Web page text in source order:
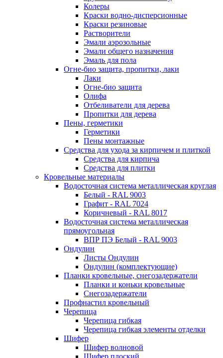
Колеры
Краски водно-дисперсионные
Краски резиновые
Растворители
Эмали аэрозольные
Эмали общего назначения
Эмаль для пола
Огне-био защита, пропитки, лаки
Лаки
Огне-био защита
Олифа
Отбеливатели для дерева
Пропитки для дерева
Пены, герметики
Герметики
Пены монтажные
Средства для ухода за кирпичем и плиткой
Средства для кирпича
Средства для плитки
Кровельные материалы
Водосточная система металлическая круглая
Белый - RAL 9003
Графит - RAL 7024
Коричневый - RAL 8017
Водосточная система металлическая
прямоугольная
ВПР ПЭ Белый - RAL 9003
Ондулин
Листы Ондулин
Ондулин (комплектующие)
Планки кровельные, снегозадержатели
Планки и коньки кровельные
Снегозадержатели
Профнастил кровельный
Черепица
Черепица гибкая
Черепица гибкая элементы отделки
Шифер
Шифер волновой
Шифер плоский